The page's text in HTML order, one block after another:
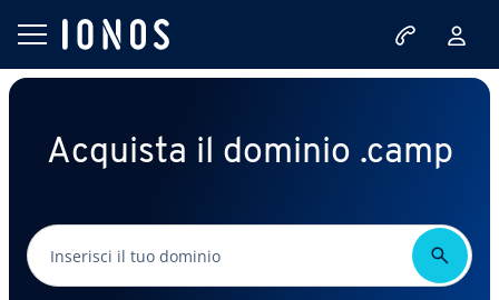
Acquista il dominio .camp